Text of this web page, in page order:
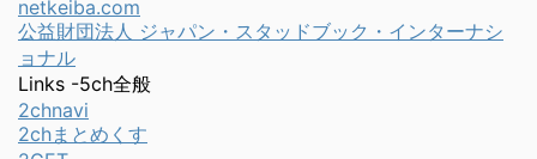
netkeiba.com
公益財団法人 ジャパン・スタッドブック・インターナシ
ョナル
Links -5ch全般
2chnavi
2chまとめくす